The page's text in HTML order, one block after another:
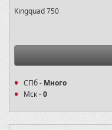
Kingquad 750
СПб - Много
Мск -0